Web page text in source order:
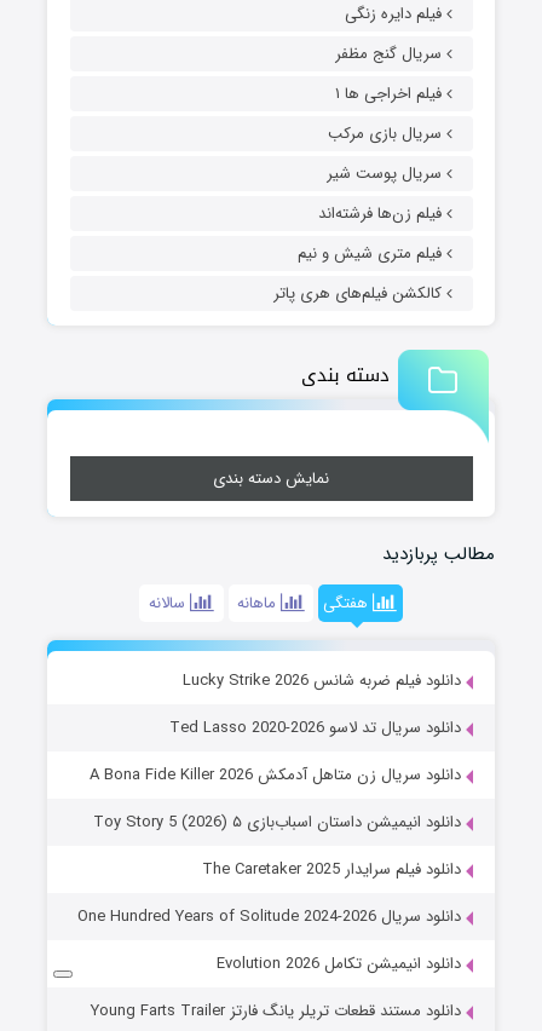
فیلم دایره زنگی
سریال گنج مظفر
فیلم اخراجی ها ۱
سریال بازی مرکب
سریال پوست شیر
فیلم زن‌ها فرشته‌اند
فیلم متری شیش و نیم
کالکشن فیلم‌های هری پاتر
دسته بندی
نمایش دسته بندی
مطالب پربازدید
هفتگی ماهانه سالانه
دانلود فیلم ضربه شانس Lucky Strike 2026
دانلود سریال تد لاسو Ted Lasso 2020-2026
دانلود سریال زن متاهل آدمکش A Bona Fide Killer 2026
دانلود انیمیشن داستان اسباب‌بازی ۵ Toy Story 5 (2026)
دانلود فیلم سرایدار The Caretaker 2025
دانلود سریال One Hundred Years of Solitude 2024-2026
دانلود انیمیشن تکامل Evolution 2026
دانلود مستند قطعات تریلر یانگ فارتز Young Farts Trailer